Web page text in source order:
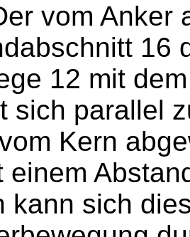
vom Anker
16
12 mit
sich parallel
Kern
einem
kann sich